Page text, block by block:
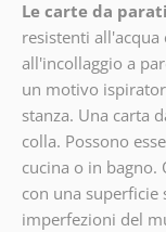
Le carte da parati
resistenti
all'incollaggio a
un motivo
stanza. Una carta
colla. Possono
cucina o in bagno.
con una superficie
imperfezioni del